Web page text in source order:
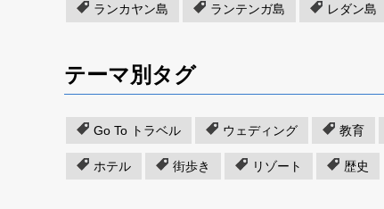
ランカヤン島 ランテンガ島 レダン島
テーマ別タグ
Go To トラベル ウェディング 教育
ホテル 街歩き リゾート 歴史